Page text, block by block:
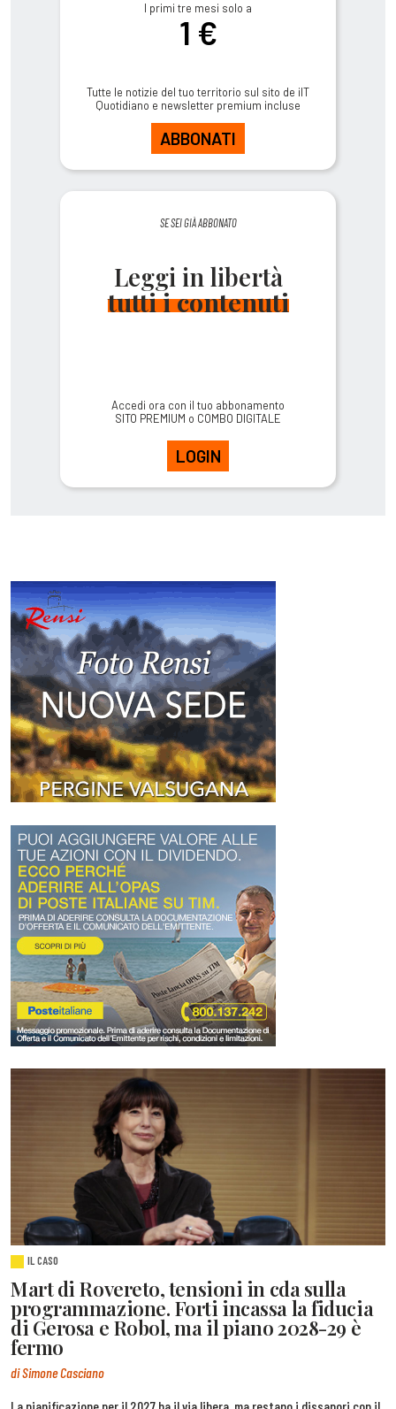
I primi tre mesi solo a
1 €
Tutte le notizie del tuo territorio sul sito de ilT
Quotidiano e newsletter premium incluse
ABBONATI
SE SEI GIÀ ABBONATO
Leggi in libertà
tutti i contenuti
Accedi ora con il tuo abbonamento
SITO PREMIUM o COMBO DIGITALE
LOGIN
IL CASO
Mart di Rovereto, tensioni in cda sulla
programmazione. Forti incassa la fiducia
di Gerosa e Robol, ma il piano 2028-29 è
fermo
di Simone Casciano